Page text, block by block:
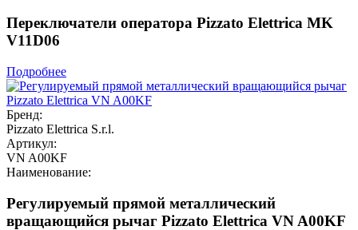
Переключатели оператора Pizzato Elettrica MK
V11D06
Подробнее
Бренд:
Pizzato Elettrica S.r.l.
Артикул:
VN A00KF
Наименование:
Регулируемый прямой металлический
вращающийся рычаг Pizzato Elettrica VN A00KF